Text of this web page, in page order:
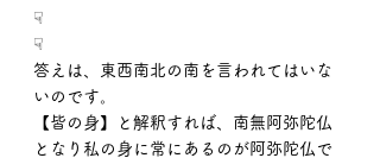
☟
☟
答えは、東西南北の南を言われてはいな
いのです。
【皆の身】と解釈すれば、南無阿弥陀仏
となり私の身に常にあるのが阿弥陀仏で